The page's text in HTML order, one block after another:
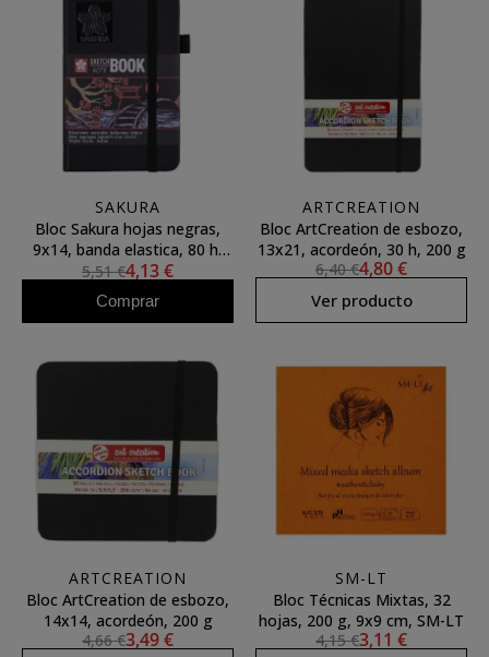
SAKURA
Bloc Sakura hojas negras,
9x14, banda elastica, 80 h,
140 gr.
5,51 €4,13 €
Comprar
ARTCREATION
Bloc ArtCreation de esbozo,
13x21, acordeón, 30 h, 200 g
6,40 €4,80 €
Ver producto
ARTCREATION
Bloc ArtCreation de esbozo,
14x14, acordeón, 200 g
4,66 €3,49 €
SM-LT
Bloc Técnicas Mixtas, 32
hojas, 200 g, 9x9 cm, SM-LT
4,15 €3,11 €